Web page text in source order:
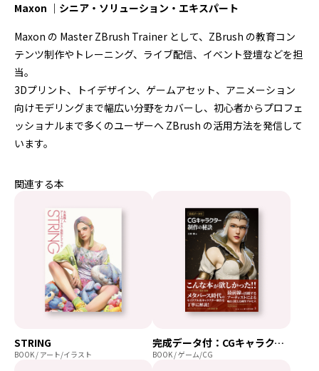
Maxon ｜シニア・ソリューション・エキスパート
Maxon の Master ZBrush Trainer として、ZBrush の教育コン
テンツ制作やトレーニング、ライブ配信、イベント登壇などを担
当。
3Dプリント、トイデザイン、ゲームアセット、アニメーション
向けモデリングまで幅広い分野をカバーし、初心者からプロフェ
ッショナルまで多くのユーザーへ ZBrush の活用方法を発信して
います。
関連する本
STRING
BOOK / アート/イラスト
完成データ付：CGキャラクター制作の秘訣
BOOK / ゲーム/CG